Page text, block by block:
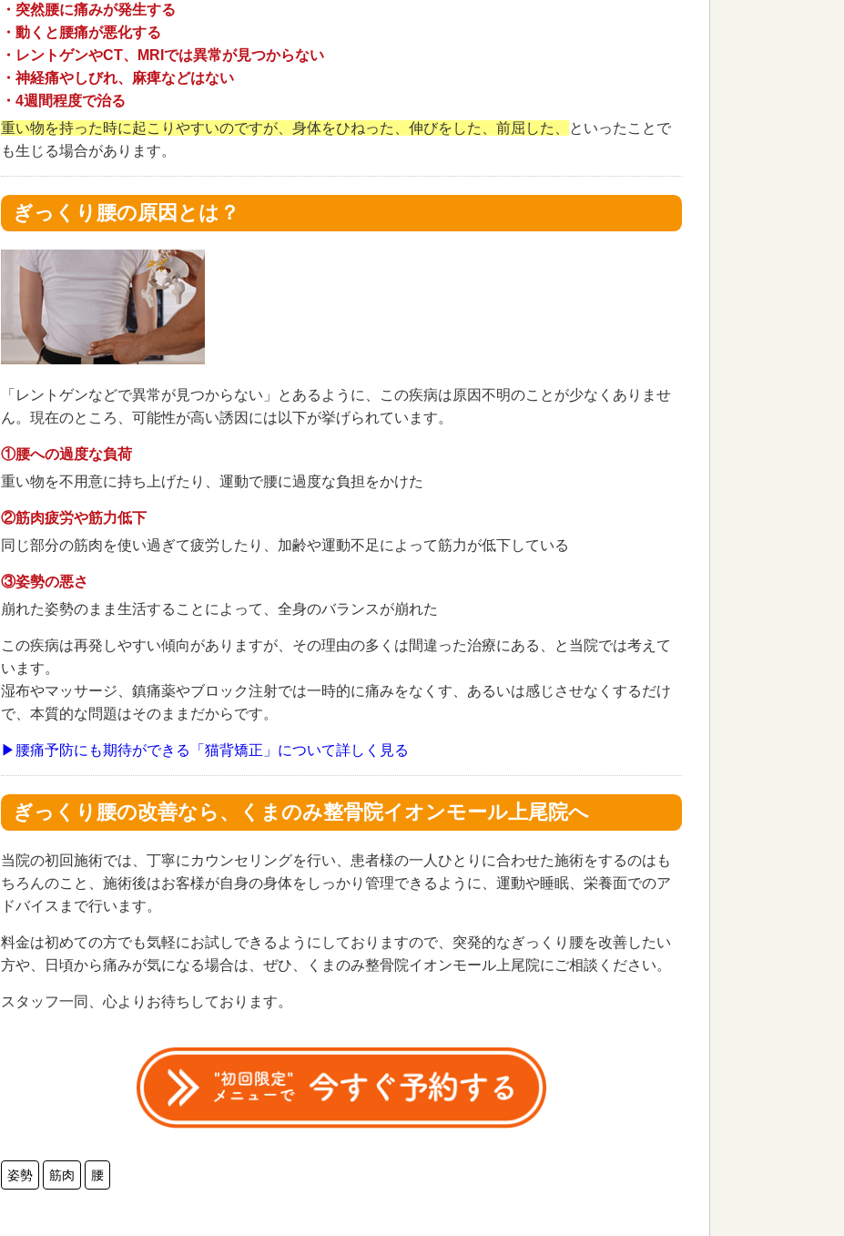
・突然腰に痛みが発生する
・動くと腰痛が悪化する
・レントゲンやCT、MRIでは異常が見つからない
・神経痛やしびれ、麻痺などはない
・4週間程度で治る
重い物を持った時に起こりやすいのですが、身体をひねった、伸びをした、前屈した、
といったことで
も生じる場合があります。
ぎっくり腰の原因とは？
「レントゲンなどで異常が見つからない」とあるように、この疾病は原因不明のことが少なくありませ
ん。現在のところ、可能性が高い誘因には以下が挙げられています。
①腰への過度な負荷
重い物を不用意に持ち上げたり、運動で腰に過度な負担をかけた
②筋肉疲労や筋力低下
同じ部分の筋肉を使い過ぎて疲労したり、加齢や運動不足によって筋力が低下している
③姿勢の悪さ
崩れた姿勢のまま生活することによって、全身のバランスが崩れた
この疾病は再発しやすい傾向がありますが、その理由の多くは間違った治療にある、と当院では考えて
います。
湿布やマッサージ、鎮痛薬やブロック注射では一時的に痛みをなくす、あるいは感じさせなくするだけ
で、本質的な問題はそのままだからです。
▶腰痛予防にも期待ができる「猫背矯正」について詳しく見る
ぎっくり腰の改善なら、くまのみ整骨院イオンモール上尾院へ
当院の初回施術では、丁寧にカウンセリングを行い、患者様の一人ひとりに合わせた施術をするのはも
ちろんのこと、施術後はお客様が自身の身体をしっかり管理できるように、運動や睡眠、栄養面でのア
ドバイスまで行います。
料金は初めての方でも気軽にお試しできるようにしておりますので、突発的なぎっくり腰を改善したい
方や、日頃から痛みが気になる場合は、ぜひ、くまのみ整骨院イオンモール上尾院にご相談ください。
スタッフ一同、心よりお待ちしております。
姿勢 筋肉 腰